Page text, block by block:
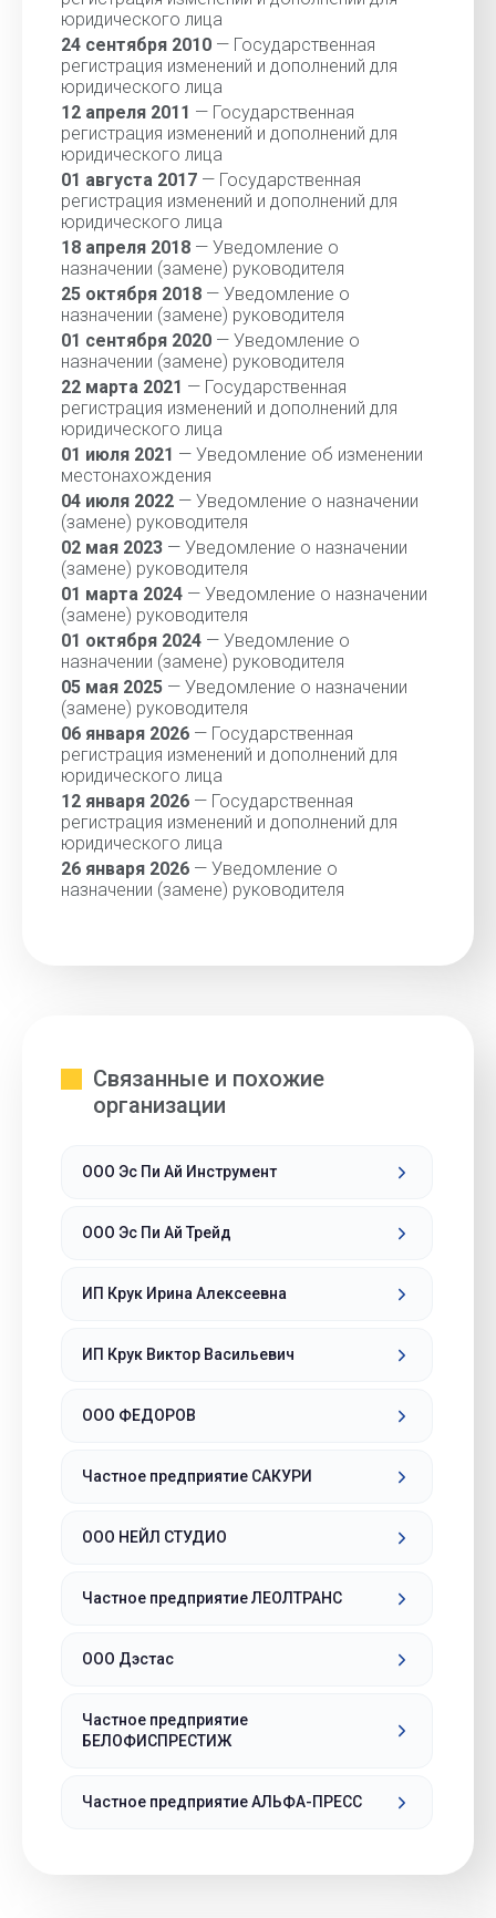
юридического лица
24 сентября 2010 — Государственная
регистрация изменений и дополнений для
юридического лица
12 апреля 2011 — Государственная
регистрация изменений и дополнений для
юридического лица
01 августа 2017 — Государственная
регистрация изменений и дополнений для
юридического лица
18 апреля 2018 — Уведомление о
назначении (замене) руководителя
25 октября 2018 — Уведомление о
назначении (замене) руководителя
01 сентября 2020 — Уведомление о
назначении (замене) руководителя
22 марта 2021 — Государственная
регистрация изменений и дополнений для
юридического лица
01 июля 2021 — Уведомление об изменении
местонахождения
04 июля 2022 — Уведомление о назначении
(замене) руководителя
02 мая 2023 — Уведомление о назначении
(замене) руководителя
01 марта 2024 — Уведомление о назначении
(замене) руководителя
01 октября 2024 — Уведомление о
назначении (замене) руководителя
05 мая 2025 — Уведомление о назначении
(замене) руководителя
06 января 2026 — Государственная
регистрация изменений и дополнений для
юридического лица
12 января 2026 — Государственная
регистрация изменений и дополнений для
юридического лица
26 января 2026 — Уведомление о
назначении (замене) руководителя
Связанные и похожие
организации
ООО Эс Пи Ай Инструмент
ООО Эс Пи Ай Трейд
ИП Крук Ирина Алексеевна
ИП Крук Виктор Васильевич
ООО ФЕДОРОВ
Частное предприятие САКУРИ
ООО НЕЙЛ СТУДИО
Частное предприятие ЛЕОЛТРАНС
ООО Дэстас
Частное предприятие
БЕЛОФИСПРЕСТИЖ
Частное предприятие АЛЬФА-ПРЕСС